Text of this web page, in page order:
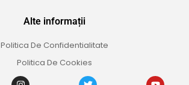
Alte informații
Politica De Confidentialitate
Politica De Cookies